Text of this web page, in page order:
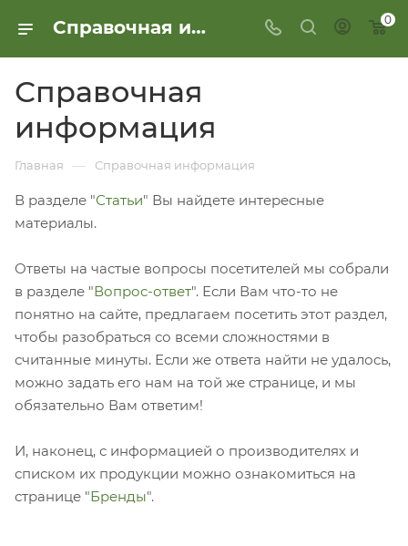
Справочная информация 0
Справочная
информация
Главная — Справочная информация
В разделе "Статьи" Вы найдете интересные
материалы.
Ответы на частые вопросы посетителей мы собрали
в разделе "Вопрос-ответ". Если Вам что-то не
понятно на сайте, предлагаем посетить этот раздел,
чтобы разобраться со всеми сложностями в
считанные минуты. Если же ответа найти не удалось,
можно задать его нам на той же странице, и мы
обязательно Вам ответим!
И, наконец, с информацией о производителях и
списком их продукции можно ознакомиться на
странице "Бренды".